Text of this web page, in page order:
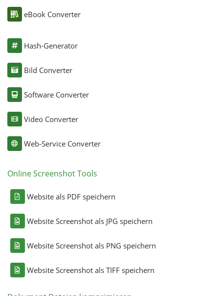
eBook Converter
Hash-Generator
Bild Converter
Software Converter
Video Converter
Web-Service Converter
Online Screenshot Tools
Website als PDF speichern
Website Screenshot als JPG speichern
Website Screenshot als PNG speichern
Website Screenshot als TIFF speichern